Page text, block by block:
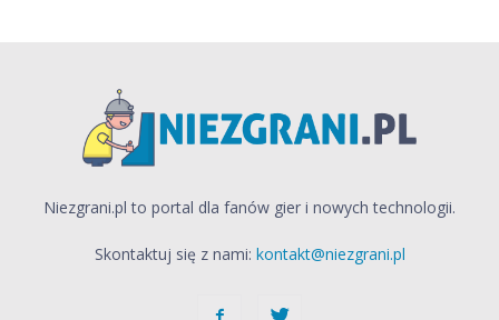
Niezgrani.pl to portal dla fanów gier i nowych technologii.
Skontaktuj się z nami: kontakt@niezgrani.pl